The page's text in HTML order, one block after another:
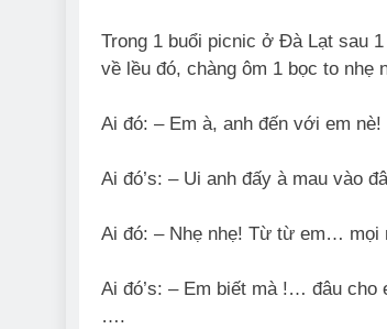
Trong 1 buổi picnic ở Đà Lạt sau
về lều đó, chàng ôm 1 bọc to nhẹ
Ai đó: – Em à, anh đến với em nè!
Ai đó’s: – Ui anh đấy à mau vào
Ai đó: – Nhẹ nhẹ! Từ từ em… mọi
Ai đó’s: – Em biết mà !… đâu cho
….